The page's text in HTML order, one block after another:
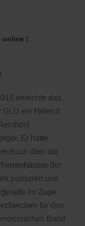
online !
erreichte das
GLD ein Hilferuf
Er hatte
Buch über die
der
publiziert und
gerade im Zuge
für den
Band